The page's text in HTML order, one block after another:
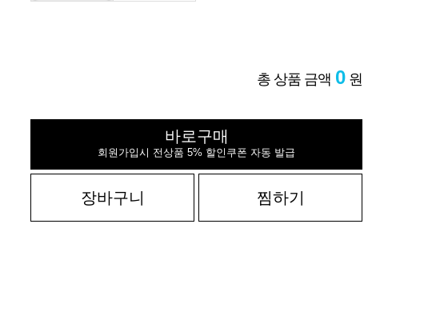
총 상품 금액 0 원
바로구매
회원가입시 전상품 5% 할인쿠폰 자동 발급
장바구니 찜하기